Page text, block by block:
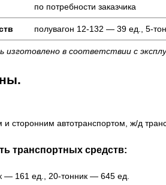
по потребности заказчика
полувагон 12-132 — 39 ед., 5-
в соответствии с
и сторонним автотранспортом, ж/д
транспортных средств:
— 161 ед., 20-тонник — 645 ед.